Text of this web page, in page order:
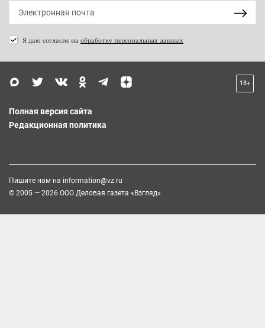
Я даю согласие на обработку персональных данных
18+
Полная версия сайта
Редакционная политика
Пишите нам на information@vz.ru
© 2005 — 2026 ООО Деловая газета «Взгляд»